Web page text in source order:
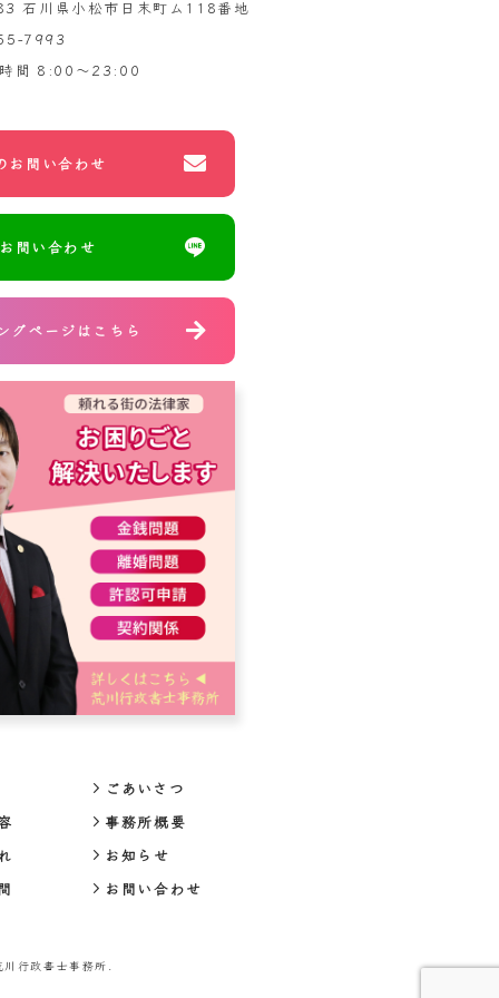
石川県小松市日末町ム118番地
7993
間 8:00～23:00
お問い合わせ
問い合わせ
グページはこちら
ごあいさつ
事務所概要
お知らせ
お問い合わせ
政書士事務所.